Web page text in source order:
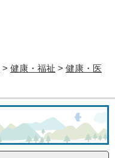
> 健康・福祉 > 健康・医